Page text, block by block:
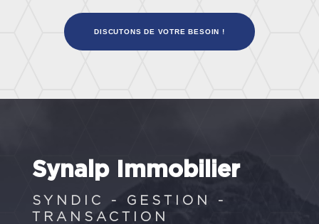
DISCUTONS DE VOTRE BESOIN !
Synalp Immobilier
SYNDIC - GESTION -
TRANSACTION